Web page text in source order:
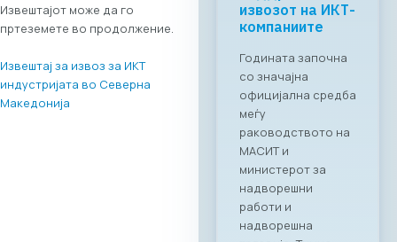
Извештајот може да го
пртеземете во продолжение.
Извештај за извоз за ИКТ
индустријата во Северна
Македонија
создава
организирана
платформа помеѓу
македонскиот и
грчкиот ИКТ
сектор. На 4 јуни
2026 година во
Скопје,
Стопанската
комора за
информатички и
телекомуникациск